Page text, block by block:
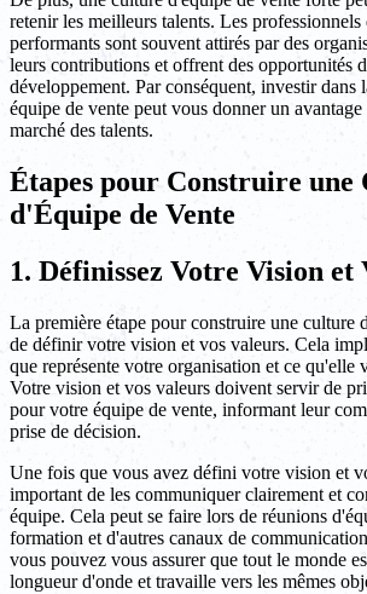
retenir les meilleurs talents. Les professionnels
performants sont souvent attirés par des
leurs contributions et offrent des opportunités
développement. Par conséquent, investir dans
équipe de vente peut vous donner un
marché des talents.
Étapes pour Construire une
d'Équipe de Vente
1. Définissez Votre Vision et
La première étape pour construire une culture
de définir votre vision et vos valeurs. Cela
que représente votre organisation et ce qu'elle
Votre vision et vos valeurs doivent servir de
pour votre équipe de vente, informant leur
prise de décision.
Une fois que vous avez défini votre vision et
important de les communiquer clairement et
équipe. Cela peut se faire lors de réunions
formation et d'autres canaux de
vous pouvez vous assurer que tout le monde
longueur d'onde et travaille vers les mêmes